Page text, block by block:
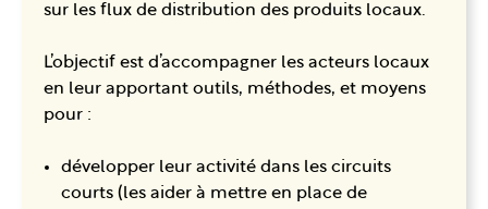
sur les flux de distribution des produits locaux.
L’objectif est d’accompagner les acteurs locaux
en leur apportant outils, méthodes, et moyens
pour :
développer leur activité dans les circuits
courts (les aider à mettre en place de